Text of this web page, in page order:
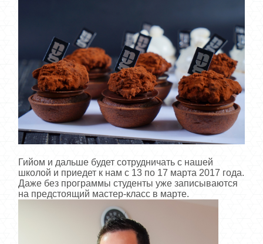
Гийом и дальше будет сотрудничать с нашей
школой и приедет к нам с 13 по 17 марта 2017 года.
Даже без программы студенты уже записываются
на предстоящий мастер-класс в марте.